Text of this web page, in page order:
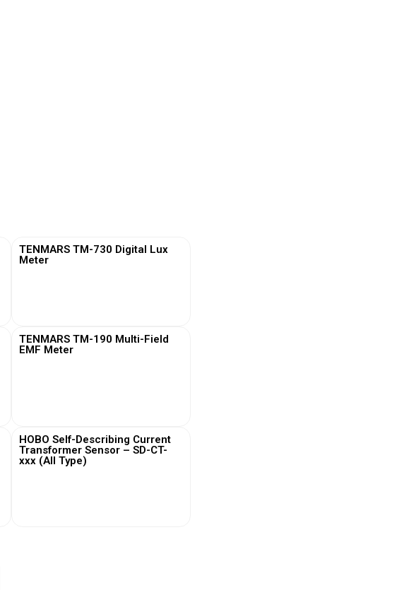
TENMARS TM-730 Digital Lux
Meter
TENMARS TM-190 Multi-Field
EMF Meter
HOBO Self-Describing Current
Transformer Sensor – SD-CT-
xxx (All Type)